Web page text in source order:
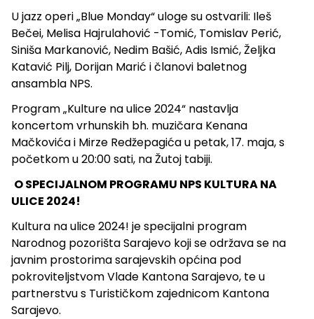
U jazz operi „Blue Monday“ uloge su ostvarili: Ileš
Bečei, Melisa Hajrulahović -Tomić, Tomislav Perić,
Siniša Markanović, Nedim Bašić, Adis Ismić, Željka
Katavić Pilj, Dorijan Marić i članovi baletnog
ansambla NPS.
Program „Kulture na ulice 2024“ nastavlja
koncertom vrhunskih bh. muzičara Kenana
Mačkovića i Mirze Redžepagića u petak, 17. maja, s
početkom u 20:00 sati, na Žutoj tabiji.
O SPECIJALNOM PROGRAMU NPS KULTURA NA
ULICE 2024!
Kultura na ulice 2024! je specijalni program
Narodnog pozorišta Sarajevo koji se održava se na
javnim prostorima sarajevskih općina pod
pokroviteljstvom Vlade Kantona Sarajevo, te u
partnerstvu s Turističkom zajednicom Kantona
Sarajevo.